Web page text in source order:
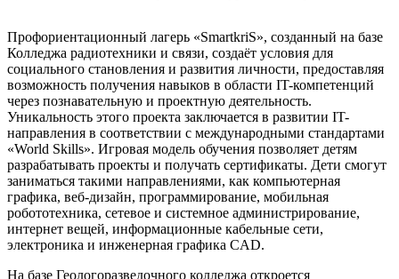
Профориентационный лагерь «SmartkriS», созданный на базе
Колледжа радиотехники и связи, создаёт условия для
социального становления и развития личности, предоставляя
возможность получения навыков в области IT-компетенций
через познавательную и проектную деятельность.
Уникальность этого проекта заключается в развитии IT-
направления в соответствии с международными стандартами
«World Skills». Игровая модель обучения позволяет детям
разрабатывать проекты и получать сертификаты. Дети смогут
заниматься такими направлениями, как компьютерная
графика, веб-дизайн, программирование, мобильная
робототехника, сетевое и системное администрирование,
интернет вещей, информационные кабельные сети,
электроника и инженерная графика CAD.
На базе Геологоразведочного колледжа откроется